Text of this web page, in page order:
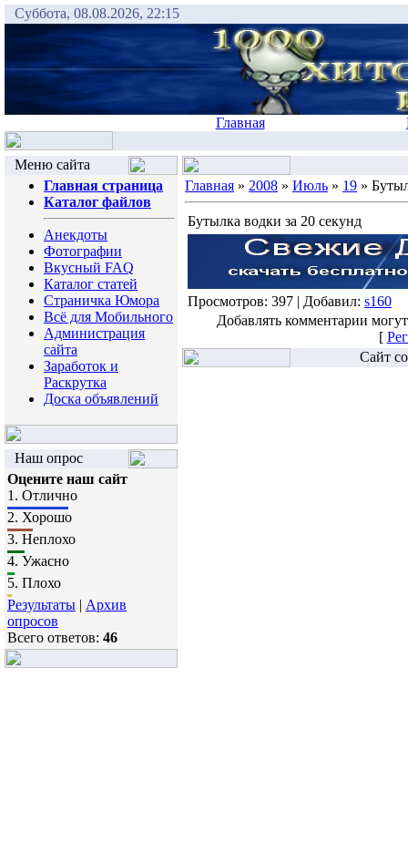
Суббота, 08.08.2026, 22:15
Главная
Меню сайта
Главная страница
Каталог файлов
Анекдоты
Фотографии
Вкусный FAQ
Каталог статей
Страничка Юмора
Всё для Мобильного
Администрация
сайта
Заработок и
Раскрутка
Доска объявлений
Наш опрос
Оцените наш сайт
1. Отлично
2. Хорошо
3. Неплохо
4. Ужасно
5. Плохо
Результаты | Архив
опросов
Всего ответов: 46
Главная » 2008 » Июль » 19 »
Бутылка водки за 20 секунд
Просмотров: 397 | Добавил: s160
Добавлять комментарии
[
Сайт